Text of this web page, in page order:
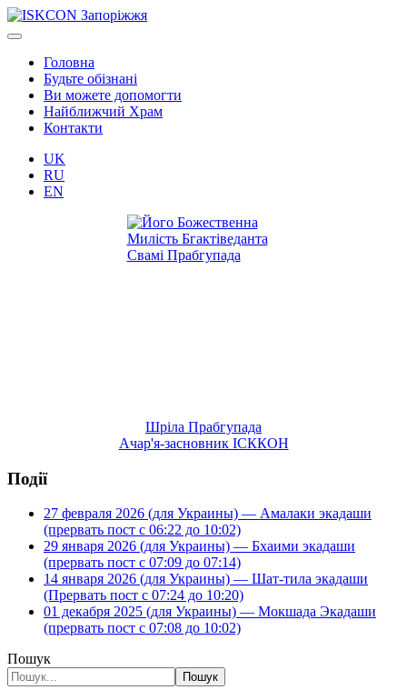
Головна
Будьте обізнані
Ви можете допомогти
Найближчий Храм
Контакти
UK
RU
EN
Шріла Прабгупада
Ачар'я-засновник ІСККОН
Події
27 февраля 2026 (для Украины) — Амалаки экадаши
(прервать пост с 06:22 до 10:02)
29 января 2026 (для Украины) — Бхаими экадаши
(прервать пост с 07:09 до 07:14)
14 января 2026 (для Украины) — Шат-тила экадаши
(Прервать пост с 07:24 до 10:20)
01 декабря 2025 (для Украины) — Мокшада Экадаши
(прервать пост с 07:08 до 10:02)
Пошук
Пошук